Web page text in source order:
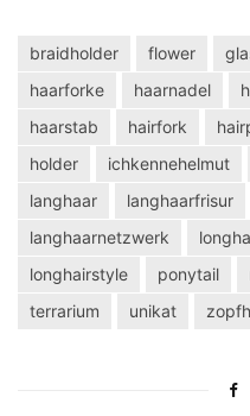
braidholder flower
haarforke
haarnadel
haarstab
hairfork
holder
ichkennehelmut
langhaar
langhaarfrisur
langhaarnetzwerk
longhairstyle
ponytail
terrarium
unikat